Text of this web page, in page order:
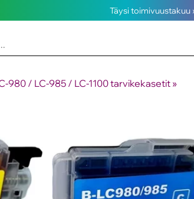
Täysi toimivuustakuu
980 / LC-985 / LC-1100 tarvikekasetit ‪»